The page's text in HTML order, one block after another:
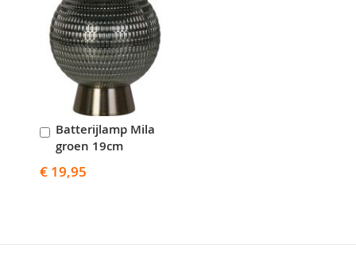
Batterijlamp Mila
groen 19cm
€ 19,95
In
Winkelwagen